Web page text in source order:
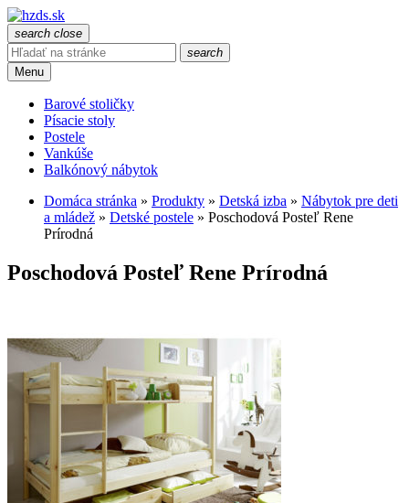
search close
search
Menu
Barové stoličky
Písacie stoly
Postele
Vankúše
Balkónový nábytok
Domáca stránka » Produkty » Detská izba » Nábytok pre deti
a mládež » Detské postele » Poschodová Posteľ Rene
Prírodná
Poschodová Posteľ Rene Prírodná